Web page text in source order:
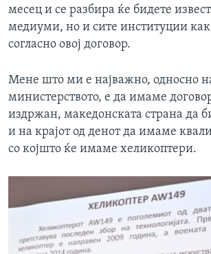
месец и се разбира ќе бидете
медиуми, но и сите институции
согласно овој договор.
Мене што ми е најважно, односно
министерството, е да имаме
издржан, македонската страна да
и на крајот од денот да имаме
со којшто ќе имаме хеликоптери.